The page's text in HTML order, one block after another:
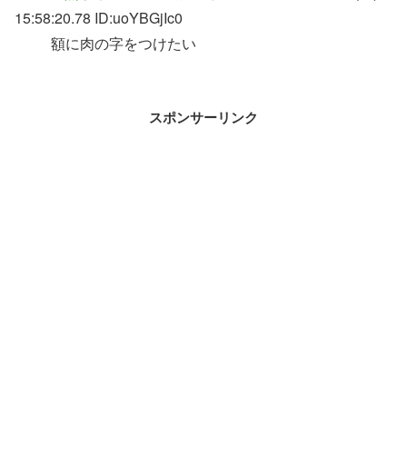
15:58:20.78 ID:uoYBGjIc0
額に肉の字をつけたい
スポンサーリンク